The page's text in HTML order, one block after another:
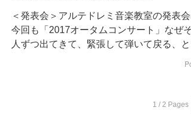
＜発表会＞アルテドレミ音楽教室の発表
今回も「2017オータムコンサート」なぜ
人ずつ出てきて、緊張して弾いて戻る、
1 / 2 Pages